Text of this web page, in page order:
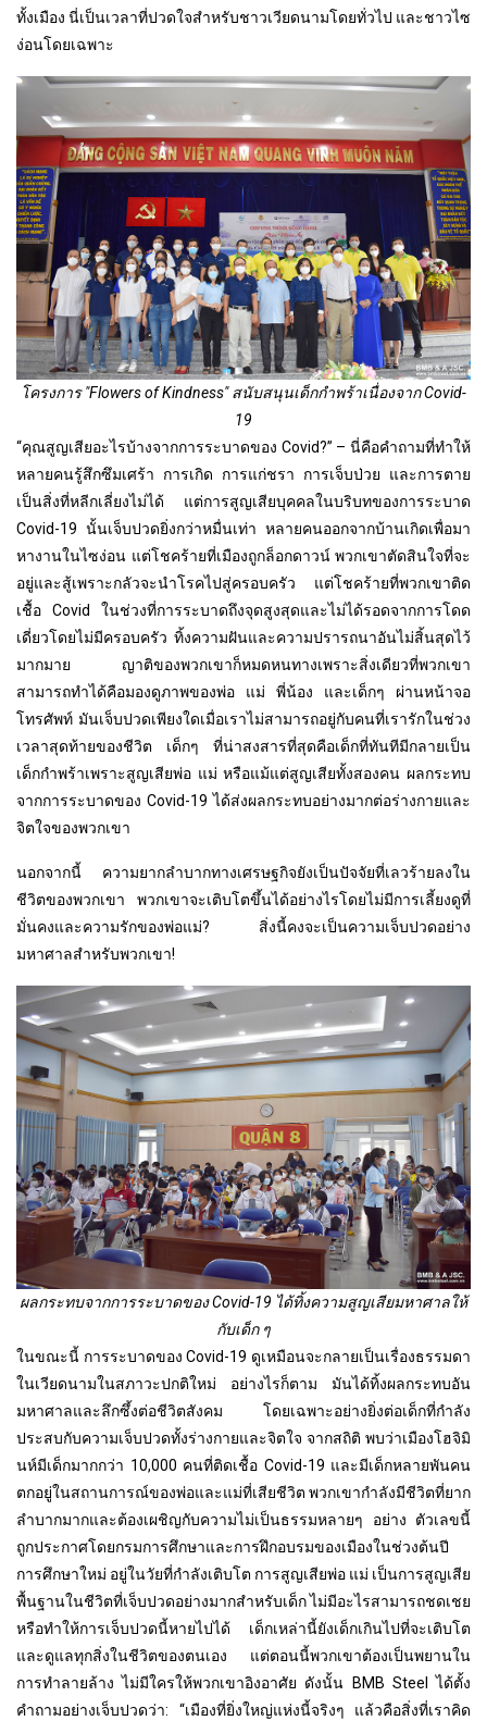
ทั้งเมือง นี่เป็นเวลาที่ปวดใจสำหรับชาวเวียดนามโดยทั่วไป และชาวไซ
ง่อนโดยเฉพาะ
โครงการ "Flowers of Kindness" สนับสนุนเด็กกำพร้าเนื่องจาก Covid-
19
“คุณสูญเสียอะไรบ้างจากการระบาดของ Covid?” – นี่คือคำถามที่ทำให้
หลายคนรู้สึกซึมเศร้า การเกิด การแก่ชรา การเจ็บป่วย และการตาย
เป็นสิ่งที่หลีกเลี่ยงไม่ได้ แต่การสูญเสียบุคคลในบริบทของการระบาด
Covid-19 นั้นเจ็บปวดยิ่งกว่าหมื่นเท่า หลายคนออกจากบ้านเกิดเพื่อมา
หางานในไซง่อน แต่โชคร้ายที่เมืองถูกล็อกดาวน์ พวกเขาตัดสินใจที่จะ
อยู่และสู้เพราะกลัวจะนำโรคไปสู่ครอบครัว แต่โชคร้ายที่พวกเขาติด
เชื้อ Covid ในช่วงที่การระบาดถึงจุดสูงสุดและไม่ได้รอดจากการโดด
เดี่ยวโดยไม่มีครอบครัว ทิ้งความฝันและความปรารถนาอันไม่สิ้นสุดไว้
มากมาย ญาติของพวกเขาก็หมดหนทางเพราะสิ่งเดียวที่พวกเขา
สามารถทำได้คือมองดูภาพของพ่อ แม่ พี่น้อง และเด็กๆ ผ่านหน้าจอ
โทรศัพท์ มันเจ็บปวดเพียงใดเมื่อเราไม่สามารถอยู่กับคนที่เรารักในช่วง
เวลาสุดท้ายของชีวิต เด็กๆ ที่น่าสงสารที่สุดคือเด็กที่ทันทีมีกลายเป็น
เด็กกำพร้าเพราะสูญเสียพ่อ แม่ หรือแม้แต่สูญเสียทั้งสองคน ผลกระทบ
จากการระบาดของ Covid-19 ได้ส่งผลกระทบอย่างมากต่อร่างกายและ
จิตใจของพวกเขา
นอกจากนี้ ความยากลำบากทางเศรษฐกิจยังเป็นปัจจัยที่เลวร้ายลงใน
ชีวิตของพวกเขา พวกเขาจะเติบโตขึ้นได้อย่างไรโดยไม่มีการเลี้ยงดูที่
มั่นคงและความรักของพ่อแม่? สิ่งนี้คงจะเป็นความเจ็บปวดอย่าง
มหาศาลสำหรับพวกเขา!
ผลกระทบจากการระบาดของ Covid-19 ได้ทิ้งความสูญเสียมหาศาลให้
กับเด็ก ๆ
ในขณะนี้ การระบาดของ Covid-19 ดูเหมือนจะกลายเป็นเรื่องธรรมดา
ในเวียดนามในสภาวะปกติใหม่ อย่างไรก็ตาม มันได้ทิ้งผลกระทบอัน
มหาศาลและลึกซึ้งต่อชีวิตสังคม โดยเฉพาะอย่างยิ่งต่อเด็กที่กำลัง
ประสบกับความเจ็บปวดทั้งร่างกายและจิตใจ จากสถิติ พบว่าเมืองโฮจิมิ
นห์มีเด็กมากกว่า 10,000 คนที่ติดเชื้อ Covid-19 และมีเด็กหลายพันคน
ตกอยู่ในสถานการณ์ของพ่อและแม่ที่เสียชีวิต พวกเขากำลังมีชีวิตที่ยาก
ลำบากมากและต้องเผชิญกับความไม่เป็นธรรมหลายๆ อย่าง ตัวเลขนี้
ถูกประกาศโดยกรมการศึกษาและการฝึกอบรมของเมืองในช่วงต้นปี
การศึกษาใหม่ อยู่ในวัยที่กำลังเติบโต การสูญเสียพ่อ แม่ เป็นการสูญเสีย
พื้นฐานในชีวิตที่เจ็บปวดอย่างมากสำหรับเด็ก ไม่มีอะไรสามารถชดเชย
หรือทำให้การเจ็บปวดนี้หายไปได้ เด็กเหล่านี้ยังเด็กเกินไปที่จะเติบโต
และดูแลทุกสิ่งในชีวิตของตนเอง แต่ตอนนี้พวกเขาต้องเป็นพยานใน
การทำลายล้าง ไม่มีใครให้พวกเขาอิงอาศัย ดังนั้น BMB Steel ได้ตั้ง
คำถามอย่างเจ็บปวดว่า: “เมืองที่ยิ่งใหญ่แห่งนี้จริงๆ แล้วคือสิ่งที่เราคิด